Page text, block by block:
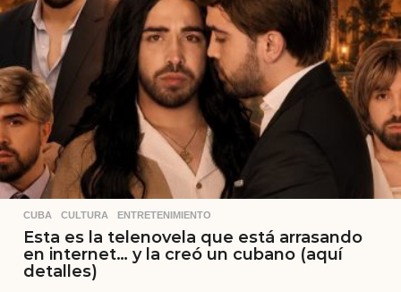
CUBA ,CULTURA ,ENTRETENIMIENTO
Esta es la telenovela que está arrasando
en internet… y la creó un cubano (aquí
detalles)